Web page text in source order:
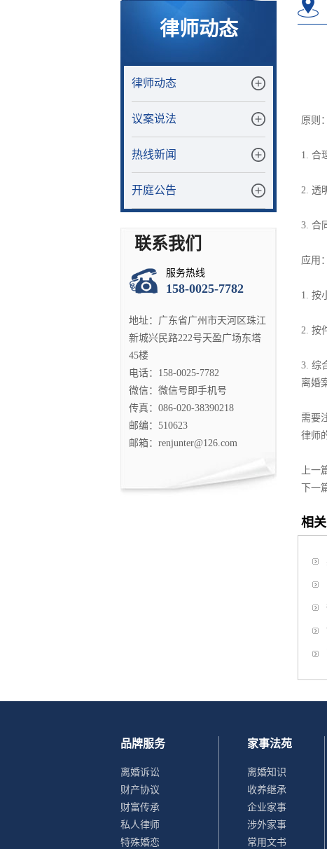
律师动态
律师动态
议案说法
热线新闻
开庭公告
联系我们
服务热线
158-0025-7782
地址：广东省广州市天河区珠江
新城兴民路222号天盈广场东塔
45楼
电话：158-0025-7782
微信：微信号即手机号
传真：086-020-38390218
邮编：510623
邮箱：renjunter@126.com
原则
1. 合
2. 透
3. 合
应用
1. 按
2. 按
3. 综
离婚
需要
律师
上一
下一
相
品牌服务 家事法苑
离婚诉讼
财产协议
财富传承
私人律师
特殊婚恋
离婚知识
收养继承
企业家事
涉外家事
常用文书